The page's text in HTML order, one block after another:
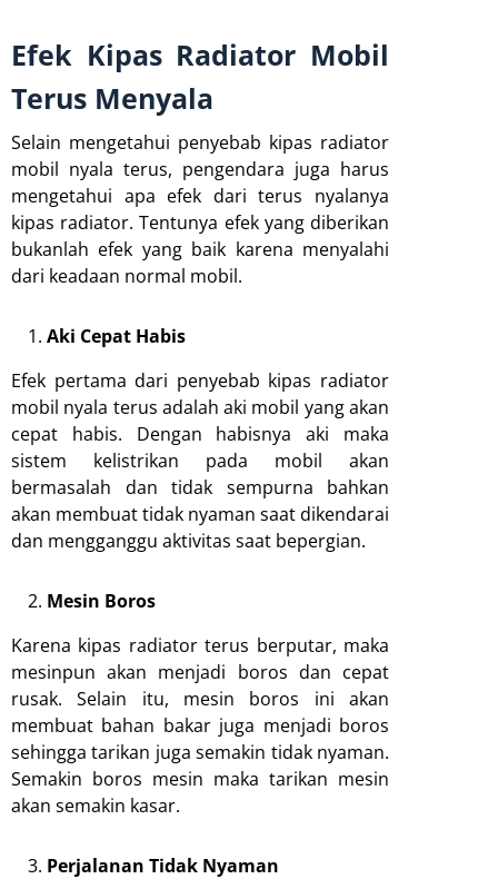
Efek Kipas Radiator Mobil
Terus Menyala
Selain mengetahui penyebab kipas radiator
mobil nyala terus, pengendara juga harus
mengetahui apa efek dari terus nyalanya
kipas radiator. Tentunya efek yang diberikan
bukanlah efek yang baik karena menyalahi
dari keadaan normal mobil.
Aki Cepat Habis
Efek pertama dari penyebab kipas radiator
mobil nyala terus adalah aki mobil yang akan
cepat habis. Dengan habisnya aki maka
sistem kelistrikan pada mobil akan
bermasalah dan tidak sempurna bahkan
akan membuat tidak nyaman saat dikendarai
dan mengganggu aktivitas saat bepergian.
Mesin Boros
Karena kipas radiator terus berputar, maka
mesinpun akan menjadi boros dan cepat
rusak. Selain itu, mesin boros ini akan
membuat bahan bakar juga menjadi boros
sehingga tarikan juga semakin tidak nyaman.
Semakin boros mesin maka tarikan mesin
akan semakin kasar.
Perjalanan Tidak Nyaman